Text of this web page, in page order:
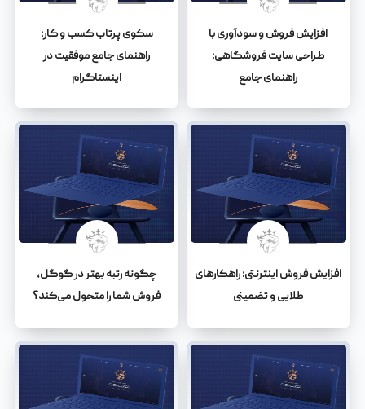
افزایش فروش و سودآوری با
طراحی سایت فروشگاهی:
راهنمای جامع
سکوی پرتاب کسب و کار:
راهنمای جامع موفقیت در
اینستاگرام
افزایش فروش اینترنتی: راهکارهای
طلایی و تضمینی
چگونه رتبه بهتر در گوگل،
فروش شما را متحول می‌کند؟